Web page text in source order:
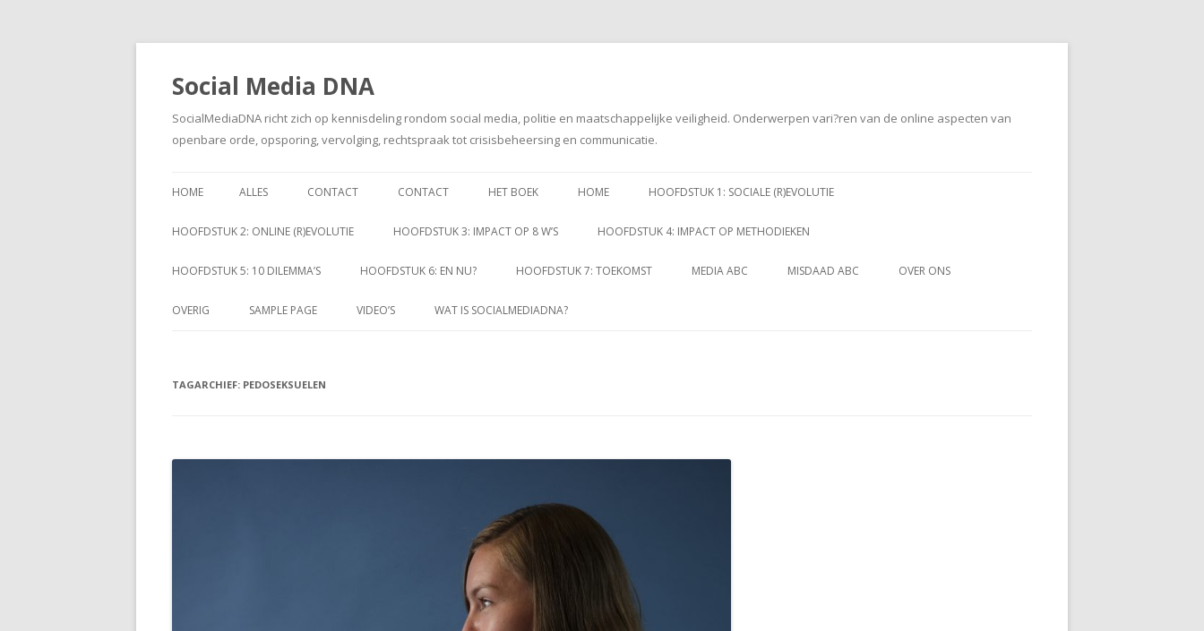
Social Media DNA
SocialMediaDNA richt zich op kennisdeling rondom social media, politie en maatschappelijke veiligheid. Onderwerpen vari?ren van de online aspecten van
openbare orde, opsporing, vervolging, rechtspraak tot crisisbeheersing en communicatie.
naar
HOME ALLES CONTACT CONTACT HET BOEK HOME HOOFDSTUK 1: SOCIALE (R)EVOLUTIE
HOOFDSTUK 2: ONLINE (R)EVOLUTIE HOOFDSTUK 3: IMPACT OP 8 W’S HOOFDSTUK 4: IMPACT OP METHODIEKEN
HOOFDSTUK 5: 10 DILEMMA’S HOOFDSTUK 6: EN NU? HOOFDSTUK 7: TOEKOMST MEDIA ABC MISDAAD ABC OVER ONS
OVERIG SAMPLE PAGE VIDEO’S WAT IS SOCIALMEDIADNA?
TAGARCHIEF: PEDOSEKSUELEN